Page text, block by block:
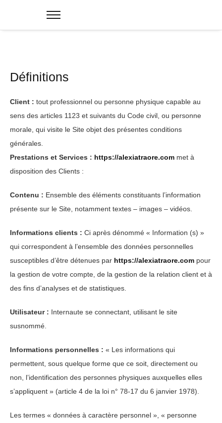
Définitions
Client : tout professionnel ou personne physique capable au
sens des articles 1123 et suivants du Code civil, ou personne
morale, qui visite le Site objet des présentes conditions
générales.
Prestations et Services : https://alexiatraore.com met à
disposition des Clients :
Contenu : Ensemble des éléments constituants l’information
présente sur le Site, notamment textes – images – vidéos.
Informations clients : Ci après dénommé « Information (s) »
qui correspondent à l’ensemble des données personnelles
susceptibles d’être détenues par https://alexiatraore.com pour
la gestion de votre compte, de la gestion de la relation client et à
des fins d’analyses et de statistiques.
Utilisateur : Internaute se connectant, utilisant le site
susnommé.
Informations personnelles : « Les informations qui
permettent, sous quelque forme que ce soit, directement ou
non, l’identification des personnes physiques auxquelles elles
s’appliquent » (article 4 de la loi n° 78-17 du 6 janvier 1978).
Les termes « données à caractère personnel », « personne